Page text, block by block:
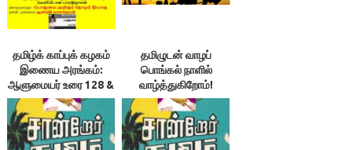
தமிழ்க் காப்புக் கழகம்
இணைய அரங்கம்:
ஆளுமையர் உரை 128 &
129; நூலாய்வு
தமிழுடன் வாழப்
பொங்கல் நாளில்
வாழ்த்துகிறோம்!